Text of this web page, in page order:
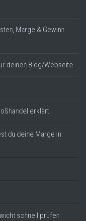
Marge & Gewinn
deinen Blog/Webseite
erklärt
du deine Marge in
schnell prüfen